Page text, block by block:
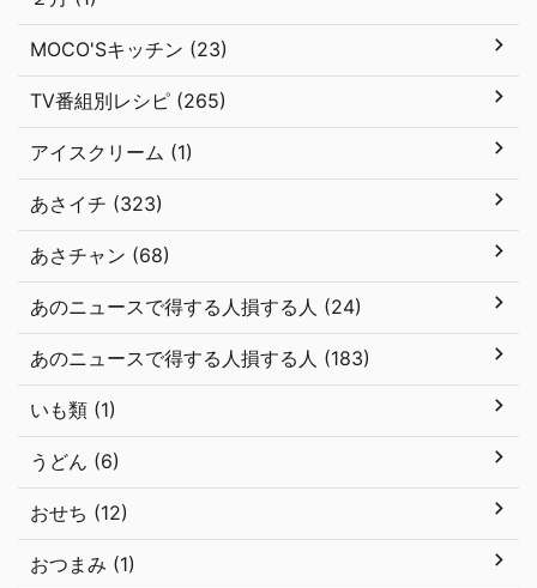
MOCO'Sキッチン (23)
TV番組別レシピ (265)
アイスクリーム (1)
あさイチ (323)
あさチャン (68)
あのニュースで得する人損する人 (24)
あのニュースで得する人損する人 (183)
いも類 (1)
うどん (6)
おせち (12)
おつまみ (1)